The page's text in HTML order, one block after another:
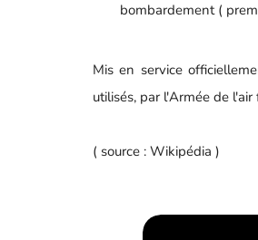
bombardement (
Mis en service
utilisés, par l'Armée de
( source : Wikipédia )